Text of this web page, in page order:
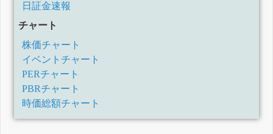
日証金速報
チャート
株価チャート
イベントチャート
PERチャート
PBRチャート
時価総額チャート